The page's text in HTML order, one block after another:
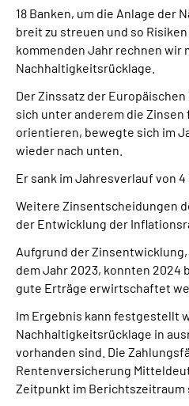
18 Banken, um die Anlage der
breit zu streuen und so
kommenden Jahr rechnen wir
Nachhaltigkeitsrücklage.
Der Zinssatz der Europäischen
sich unter anderem die
orientieren, bewegte sich im
wieder nach unten.
Er sank im Jahresverlauf von 4
Weitere Zinsentscheidungen
der Entwicklung der
Aufgrund der
dem Jahr 2023, konnten 2024
gute Erträge erwirtschaftet
Im Ergebnis kann festgestellt
Nachhaltigkeitsrücklage in
vorhanden sind. Die
Rentenversicherung
Zeitpunkt im Berichtszeitraum